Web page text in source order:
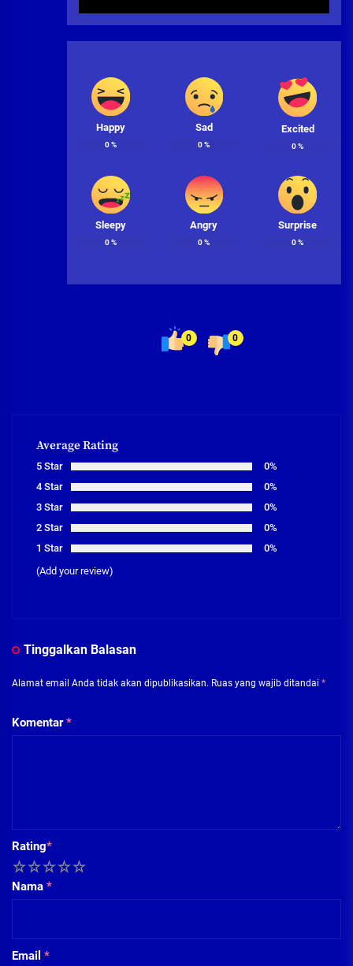
Happy
0%
Sad
0%
Excited
0%
Sleepy
0%
Angry
0%
Surprise
0%
0 0
Average Rating
5 Star
0%
4 Star
0%
3 Star
0%
2 Star
0%
1 Star
0%
(Add your review)
Tinggalkan Balasan
Alamat email Anda tidak akan dipublikasikan. Ruas yang wajib ditandai *
Komentar*
Rating*
5
4
3
2
Nama *
Email *